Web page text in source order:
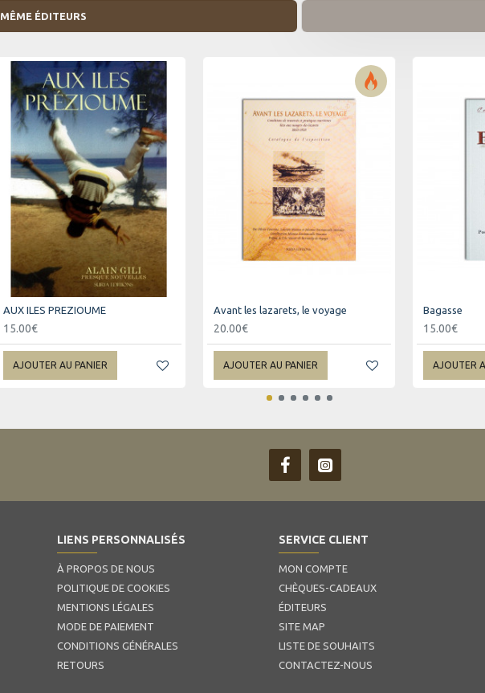
MÊME ÉDITEURS
AUX ILES PREZIOUME
15.00€
AJOUTER AU PANIER
Avant les lazarets, le voyage
20.00€
AJOUTER AU PANIER
Bagasse
15.00€
AJOUTER
LIENS PERSONNALISÉS
À PROPOS DE NOUS
POLITIQUE DE COOKIES
MENTIONS LÉGALES
MODE DE PAIEMENT
CONDITIONS GÉNÉRALES
RETOURS
SERVICE CLIENT
MON COMPTE
CHÈQUES-CADEAUX
ÉDITEURS
SITE MAP
LISTE DE SOUHAITS
CONTACTEZ-NOUS